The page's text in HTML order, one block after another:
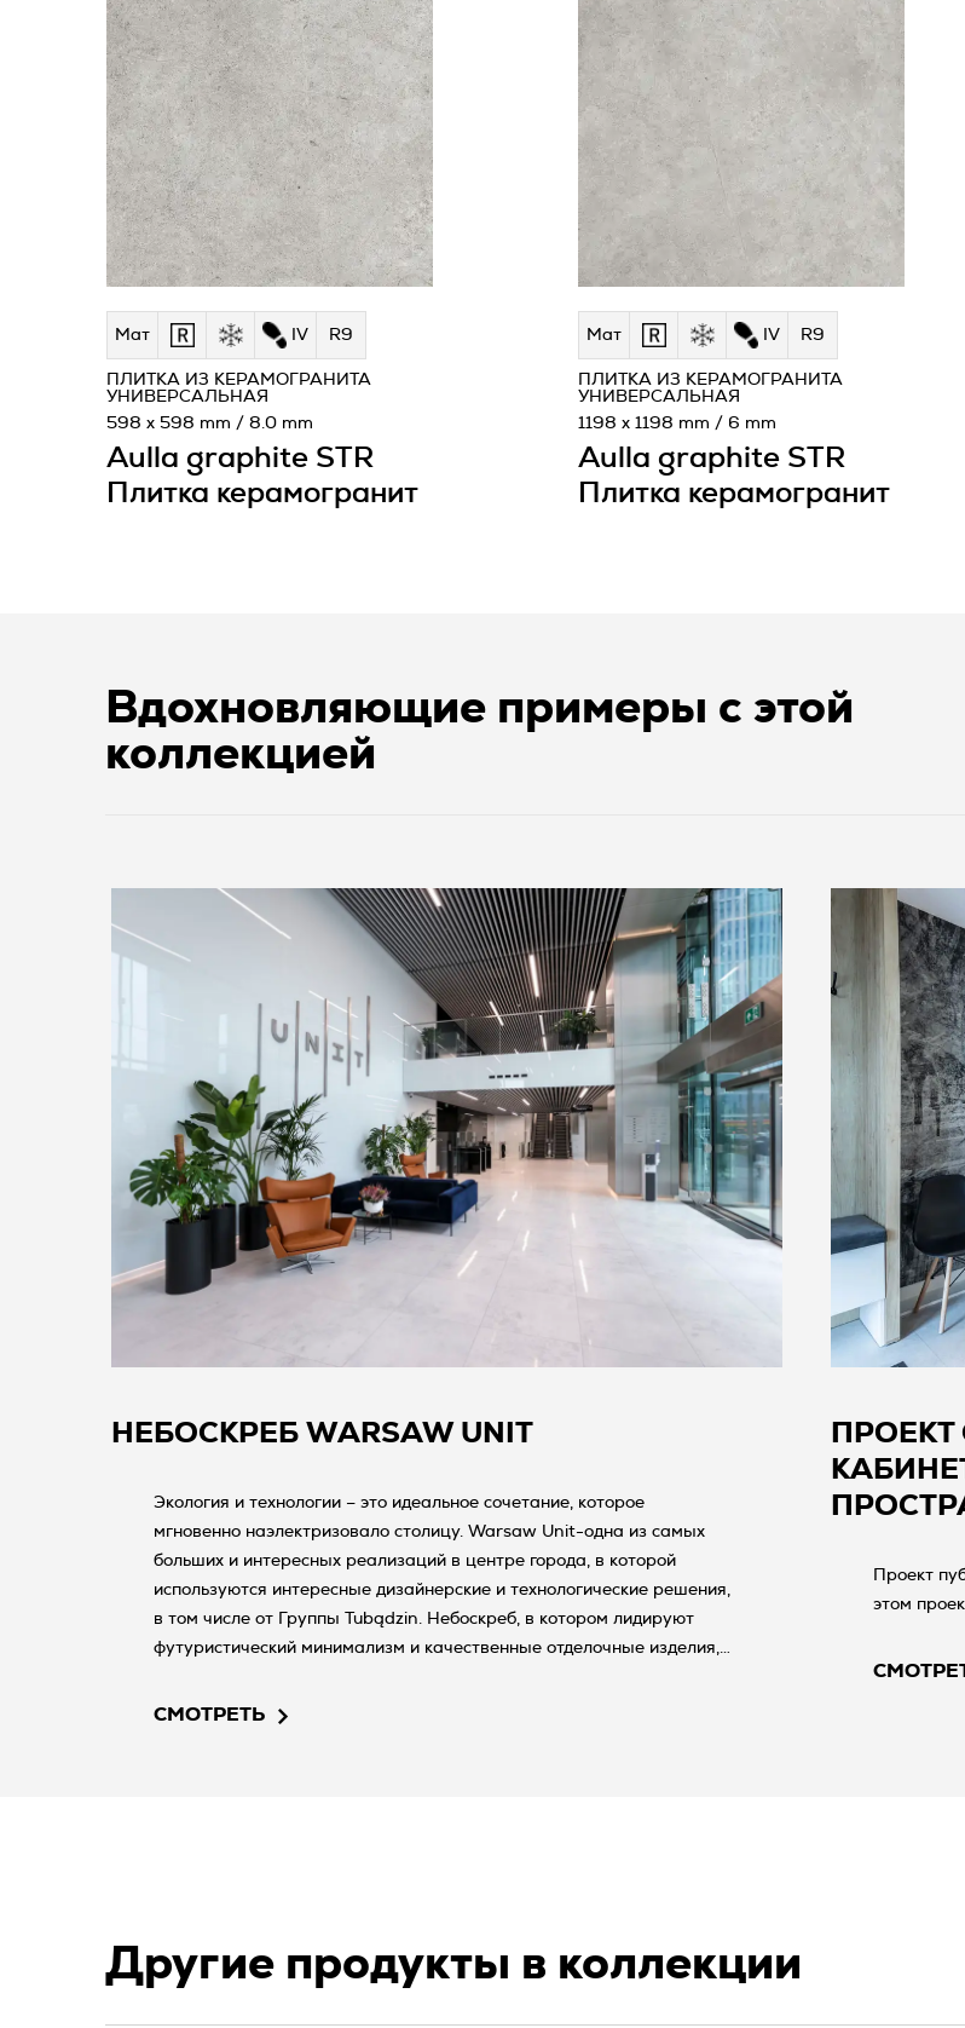
Мат IV R9
Aulla graphite STR
Плитка керамогранит
ПЛИТКА ИЗ КЕРАМОГРАНИТА
УНИВЕРСАЛЬНАЯ
598 x 598 mm / 8.0 mm
Мат IV R9
Aulla graphite STR
Плитка керамогранит
ПЛИТКА ИЗ КЕРАМОГРАНИТА
УНИВЕРСАЛЬНАЯ
1198 x 1198 mm / 6 mm
Вдохновляющие примеры с этой
коллекцией
НЕБОСКРЕБ WARSAW UNIT
Экология и технологии – это идеальное сочетание, которое
мгновенно наэлектризовало столицу. Warsaw Unit-одна из самых
больших и интересных реализаций в центре города, в которой
используются интересные дизайнерские и технологические решения,
в том числе от Группы Tubądzin. Небоскреб, в котором лидируют
футуристический минимализм и качественные отделочные изделия,
СМОТРЕТЬ
Проект
этом
Другие продукты в коллекции